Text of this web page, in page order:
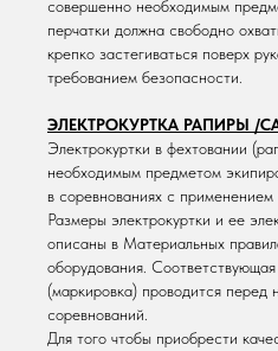
совершенно необходимым
перчатки должна свободно
крепко застегиваться поверх
требованием безопасности.
ЭЛЕКТРОКУРТКА РАПИРЫ /
Электрокуртки в фехтовании
необходимым предметом
в соревнованиях с применением
Размеры электрокуртки и ее
описаны в Материальных
оборудования.
(маркировка) проводится перед
соревнований.
Для того чтобы приобрести